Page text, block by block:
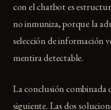
con el chatbot es
no inmuniza, porque la
selección de información
mentira detectable.
La conclusión combinada
siguiente. Las dos